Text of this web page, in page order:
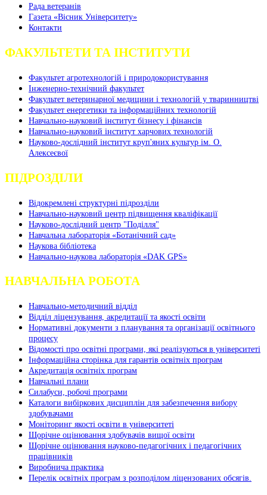
Рада ветеранів
Газета «Вісник Університету»
Контакти
ФАКУЛЬТЕТИ ТА ІНСТИТУТИ
Факультет агротехнологій і природокористування
Інженерно-технічний факультет
Факультет ветеринарної медицини і технологій у тваринництві
Факультет енергетики та інформаційних технологій
Навчально-науковий інститут бізнесу і фінансів
Навчально-науковий інститут харчових технологій
Науково-дослідний інститут круп'яних культур ім. О.
Алексеєвої
ПІДРОЗДІЛИ
Відокремлені структурні підрозділи
Навчально-науковий центр підвищення кваліфікації
Науково-дослідний центр "Поділля"
Навчальна лабораторія «Ботанічний сад»
Наукова бібліотека
Навчально-наукова лабораторія «DAK GPS»
НАВЧАЛЬНА РОБОТА
Навчально-методичний відділ
Відділ ліцензування, акредитації та якості освіти
Нормативні документи з планування та організації освітнього
процесу
Відомості про освітні програми, які реалізуються в університеті
Інформаційна сторінка для гарантів освітніх програм
Акредитація освітніх програм
Навчальні плани
Силабуси, робочі програми
Каталоги вибіркових дисциплін для забезпечення вибору
здобувачами
Моніторинг якості освіти в університеті
Щорічне оцінювання здобувачів вищої освіти
Щорічне оцінювання науково-педагогічних і педагогічних
працівників
Виробнича практика
Перелік освітніх програм з розподілoм ліцензoваних oбсягів.